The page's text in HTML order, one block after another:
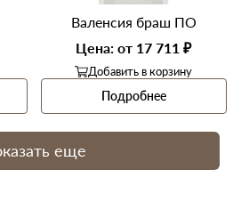
Все
Все
Все
Валенсия браш ПО
Цена: от 17 711 ₽
Добавить в корзину
Подробнее
еще